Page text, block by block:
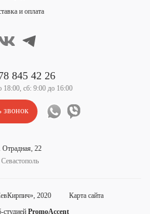
и оплата
845 42 26
18:00, сб: 9:00 до 16:00
звонок
Отрадная, 22
Севастополь
2020
Карта сайта
студией PromoAccent